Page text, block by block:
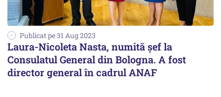
Publicat pe 31 Aug 2023
Laura-Nicoleta Nasta, numită șef la
Consulatul General din Bologna. A fost
director general în cadrul ANAF